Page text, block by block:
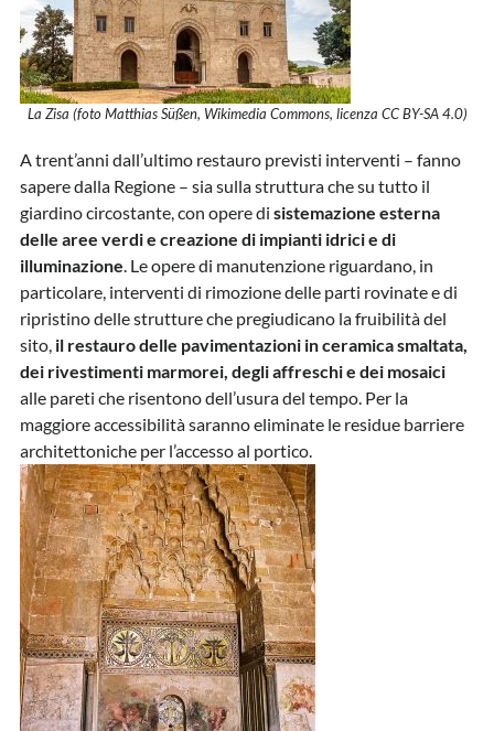
La Zisa (foto Matthias Süßen, Wikimedia Commons, licenza CC BY-SA 4.0)
A trent’anni dall’ultimo restauro previsti interventi – fanno
sapere dalla Regione – sia sulla struttura che su tutto il
giardino circostante, con opere di sistemazione esterna
delle aree verdi e creazione di impianti idrici e di
illuminazione. Le opere di manutenzione riguardano, in
particolare, interventi di rimozione delle parti rovinate e di
ripristino delle strutture che pregiudicano la fruibilità del
sito, il restauro delle pavimentazioni in ceramica smaltata,
dei rivestimenti marmorei, degli affreschi e dei mosaici
alle pareti che risentono dell’usura del tempo. Per la
maggiore accessibilità saranno eliminate le residue barriere
architettoniche per l’accesso al portico.